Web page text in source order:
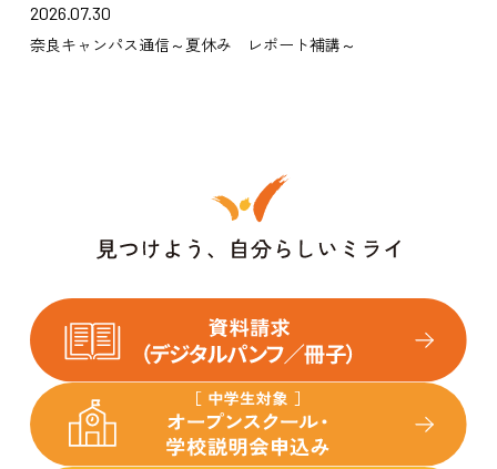
2026.07.30
奈良キャンパス通信～夏休み レポート補講～